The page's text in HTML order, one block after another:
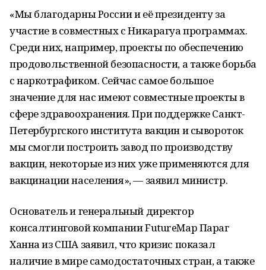
«Мы благодарны России и её президенту за
участие в совместных с Никарагуа программах.
Среди них, например, проекты по обеспечению
продовольственной безопасности, а также борьба
с наркотрафиком. Сейчас самое большое
значение для нас имеют совместные проекты в
сфере здравоохранения. При поддержке Санкт-
Петербургского института вакцин и сывороток
мы смогли построить завод по производству
вакцин, некоторые из них уже применяются для
вакцинации населения», — заявил министр.
Основатель и генеральный директор
консалтинговой компании FutureMap Параг
Ханна из США заявил, что кризис показал
наличие в мире самодостаточных стран, а также